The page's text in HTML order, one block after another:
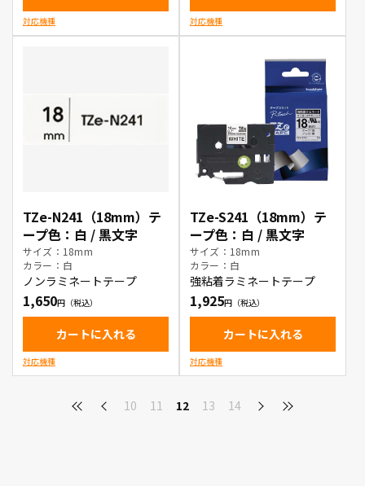
対応機種 対応機種
TZe-N241（18mm）テ
ープ色：白 / 黒文字
サイズ：18mm
カラー：白
ノンラミネートテープ
1,650
カートに入れる
対応機種
TZe-S241（18mm）テ
ープ色：白 / 黒文字
サイズ：18mm
カラー：白
強粘着ラミネートテープ
1,925
カートに入れる
対応機種
10 11 12 13 14